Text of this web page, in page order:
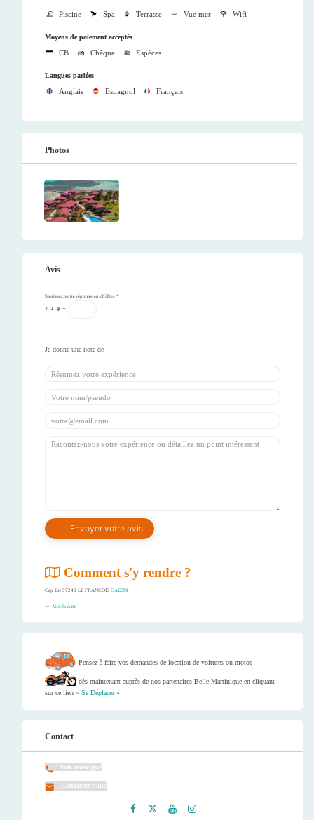
Piscine Spa Terrasse Vue mer Wifi
Moyens de paiement acceptés
CB Chèque Espèces
Langues parlées
Anglais Espagnol Français
Photos
Avis
Saisissez votre réponse en chiffres *
7 + 9 =
Comment s'y rendre ?
Cap Est 97240 LE FRANCOIS CAESM
Voir la carte
Pensez à faire vos demandes de location de voitures ou motos
dès maintenant auprès de nos partenaires Belle Martinique en cliquant
sur ce lien « Se Déplacer »
Contact
Non renseigné
Contactez-nous